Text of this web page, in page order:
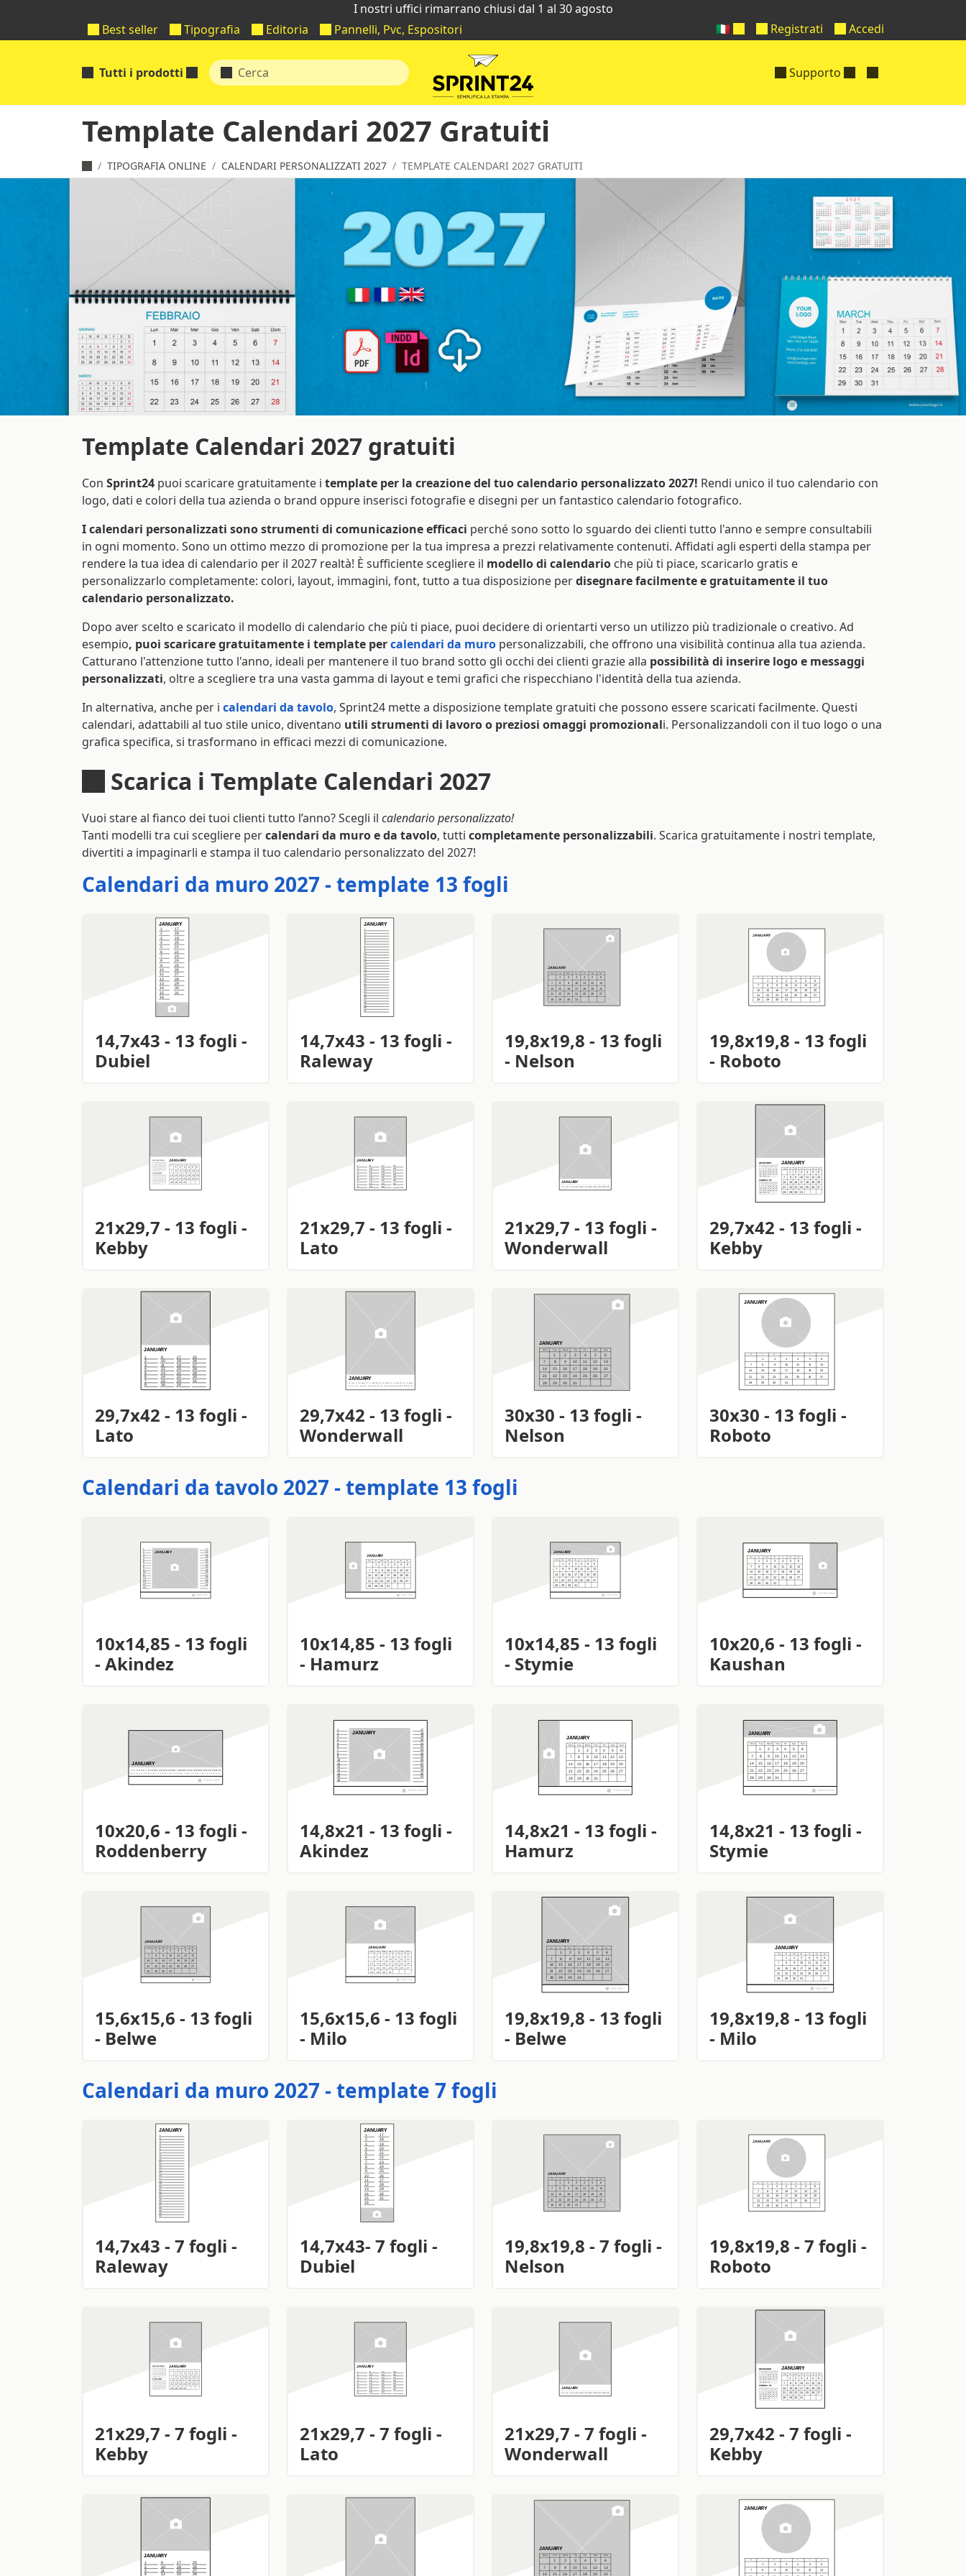
I nostri uffici rimarrano chiusi dal 1 al 30 agosto
Best seller
Tipografia Editoria Pannelli, Pvc, Espositori Registrati Accedi
🇮🇹
Tutti i prodotti Supporto
Template Calendari 2027 Gratuiti
TIPOGRAFIA ONLINE CALENDARI PERSONALIZZATI 2027 TEMPLATE CALENDARI 2027 GRATUITI
Template Calendari 2027 gratuiti
Con Sprint24 puoi scaricare gratuitamente i template per la creazione del tuo calendario personalizzato 2027! Rendi unico il tuo calendario con
logo, dati e colori della tua azienda o brand oppure inserisci fotografie e disegni per un fantastico calendario fotografico.
I calendari personalizzati sono strumenti di comunicazione efficaci perché sono sotto lo sguardo dei clienti tutto l'anno e sempre consultabili
in ogni momento. Sono un ottimo mezzo di promozione per la tua impresa a prezzi relativamente contenuti. Affidati agli esperti della stampa per
rendere la tua idea di calendario per il 2027 realtà! È sufficiente scegliere il modello di calendario che più ti piace, scaricarlo gratis e
personalizzarlo completamente: colori, layout, immagini, font, tutto a tua disposizione perdisegnare facilmente e gratuitamente il tuo
calendario personalizzato.
Dopo aver scelto e scaricato il modello di calendario che più ti piace, puoi decidere di orientarti verso un utilizzo più tradizionale o creativo. Ad
esempio, puoi scaricare gratuitamente i template percalendari da muro personalizzabili, che offrono una visibilità continua alla tua azienda.
Catturano l'attenzione tutto l'anno, ideali per mantenere il tuo brand sotto gli occhi dei clienti grazie alla possibilità di inserire logo e messaggi
personalizzati, oltre a scegliere tra una vasta gamma di layout e temi grafici che rispecchiano l'identità della tua azienda.
In alternativa, anche per i calendari da tavolo, Sprint24 mette a disposizione template gratuiti che possono essere scaricati facilmente. Questi
calendari, adattabili al tuo stile unico, diventano utili strumenti di lavoro o preziosi omaggi promozionali. Personalizzandoli con il tuo logo o una
grafica specifica, si trasformano in efficaci mezzi di comunicazione.
Scarica i Template Calendari 2027
Vuoi stare al fianco dei tuoi clienti tutto l’anno? Scegli il calendario personalizzato!
Tanti modelli tra cui scegliere percalendari da muro e da tavolo, tutti completamente personalizzabili. Scarica gratuitamente i nostri template,
divertiti a impaginarli e stampa il tuo calendario personalizzato del 2027!
Calendari da muro 2027 - template 13 fogli
14,7x43 - 13 fogli -
Dubiel
14,7x43 - 13 fogli -
Raleway
19,8x19,8 - 13 fogli
- Nelson
19,8x19,8 - 13 fogli
- Roboto
21x29,7 - 13 fogli -
Kebby
21x29,7 - 13 fogli -
Lato
21x29,7 - 13 fogli -
Wonderwall
29,7x42 - 13 fogli -
Kebby
29,7x42 - 13 fogli -
Lato
29,7x42 - 13 fogli -
Wonderwall
30x30 - 13 fogli -
Nelson
30x30 - 13 fogli -
Roboto
Calendari da tavolo 2027 - template 13 fogli
10x14,85 - 13 fogli
- Akindez
10x14,85 - 13 fogli
- Hamurz
10x14,85 - 13 fogli
- Stymie
10x20,6 - 13 fogli -
Kaushan
10x20,6 - 13 fogli -
Roddenberry
14,8x21 - 13 fogli -
Akindez
14,8x21 - 13 fogli -
Hamurz
14,8x21 - 13 fogli -
Stymie
15,6x15,6 - 13 fogli
- Belwe
15,6x15,6 - 13 fogli
- Milo
19,8x19,8 - 13 fogli
- Belwe
19,8x19,8 - 13 fogli
- Milo
Calendari da muro 2027 - template 7 fogli
14,7x43 - 7 fogli -
Raleway
14,7x43- 7 fogli -
Dubiel
19,8x19,8 - 7 fogli -
Nelson
19,8x19,8 - 7 fogli -
Roboto
21x29,7 - 7 fogli -
Kebby
21x29,7 - 7 fogli -
Lato
21x29,7 - 7 fogli -
Wonderwall
29,7x42 - 7 fogli -
Kebby